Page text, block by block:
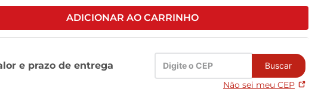
ADICIONAR AO CARRINHO
e prazo de entrega Buscar
Não sei meu CEP